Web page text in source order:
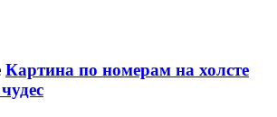
Картина по номерам на холсте